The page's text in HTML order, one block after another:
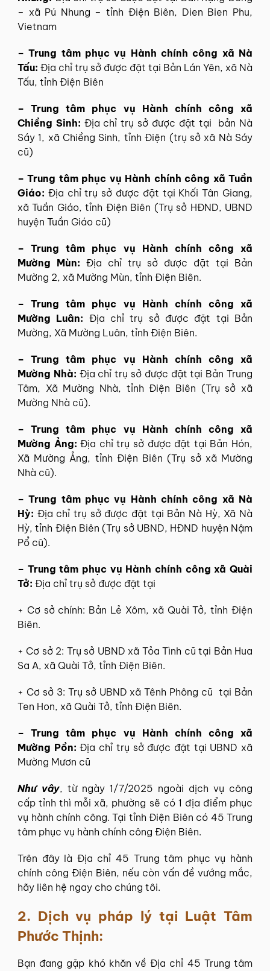
– xã Pú Nhung – tỉnh Điện Biên, Dien Bien Phu,
Vietnam
– Trung tâm phục vụ Hành chính công xã Nà
Tấu: Địa chỉ trụ sở được đặt tại Bản Lán Yên, xã Nà
Tấu, tỉnh Điện Biên
– Trung tâm phục vụ Hành chính công xã
Chiềng Sinh: Địa chỉ trụ sở được đặt tại bản Nà
Sáy 1, xã Chiềng Sinh, tỉnh Điện (trụ sở xã Nà Sáy
cũ)
– Trung tâm phục vụ Hành chính công xã Tuần
Giáo: Địa chỉ trụ sở được đặt tại Khối Tân Giang,
xã Tuần Giáo, tỉnh Điện Biên (Trụ sở HĐND, UBND
huyện Tuần Giáo cũ)
– Trung tâm phục vụ Hành chính công xã
Mường Mùn: Địa chỉ trụ sở được đặt tại Bản
Mường 2, xã Mường Mùn, tỉnh Điện Biên.
– Trung tâm phục vụ Hành chính công xã
Mường Luân: Địa chỉ trụ sở được đặt tại Bản
Mường, Xã Mường Luân, tỉnh Điện Biên.
– Trung tâm phục vụ Hành chính công xã
Mường Nhà: Địa chỉ trụ sở được đặt tại Bản Trung
Tâm, Xã Mường Nhà, tỉnh Điện Biên (Trụ sở xã
Mường Nhà cũ).
– Trung tâm phục vụ Hành chính công xã
Mường Ảng: Địa chỉ trụ sở được đặt tại Bản Hón,
Xã Mường Ảng, tỉnh Điện Biên (Trụ sở xã Mường
Nhà cũ).
– Trung tâm phục vụ Hành chính công xã Nà
Hỳ: Địa chỉ trụ sở được đặt tại Bản Nà Hỳ, Xã Nà
Hỳ, tỉnh Điện Biên (Trụ sở UBND, HĐND huyện Nậm
Pổ cũ).
– Trung tâm phục vụ Hành chính công xã Quài
Tở: Địa chỉ trụ sở được đặt tại
+ Cơ sở chính: Bản Lẻ Xôm, xã Quài Tở, tỉnh Điện
Biên.
+ Cơ sở 2: Trụ sở UBND xã Tỏa Tình cũ tại Bản Hua
Sa A, xã Quài Tở, tỉnh Điện Biên.
+ Cơ sở 3: Trụ sở UBND xã Tênh Phông cũ tại Bản
Ten Hon, xã Quài Tở, tỉnh Điện Biên.
– Trung tâm phục vụ Hành chính công xã
Mường Pồn: Địa chỉ trụ sở được đặt tại UBND xã
Mường Mươn cũ
Như vây, từ ngày 1/7/2025 ngoài dịch vụ công
cấp tỉnh thì mỗi xã, phường sẽ có 1 địa điểm phục
vụ hành chính công. Tại tỉnh Điện Biên có 45 Trung
tâm phục vụ hành chính công Điện Biên.
Trên đây là Địa chỉ 45 Trung tâm phục vụ hành
chính công Điện Biên, nếu còn vấn đề vướng mắc,
hãy liên hệ ngay cho chúng tôi.
2. Dịch vụ pháp lý tại Luật Tâm
Phước Thịnh:
Bạn đang gặp khó khăn về Địa chỉ 45 Trung tâm